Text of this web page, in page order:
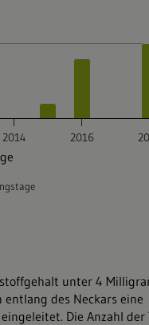
unter 4
des Neckars eine
Die Anzahl der